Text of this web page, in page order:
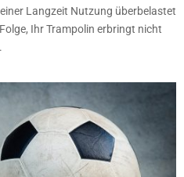
Langzeit Nutzung überbelastet
Ihr Trampolin erbringt nicht